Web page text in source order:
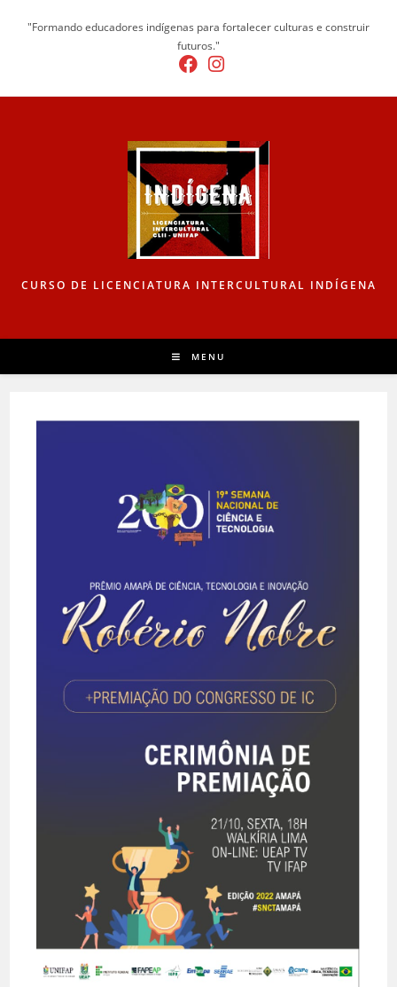
"Formando educadores indígenas para fortalecer culturas e construir
futuros."
CURSO DE LICENCIATURA INTERCULTURAL INDÍGENA
MENU